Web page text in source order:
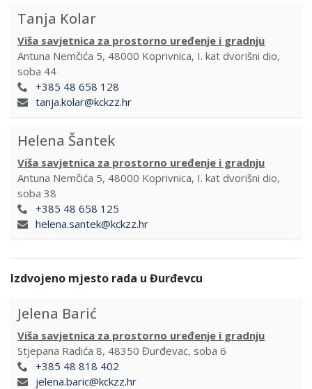
Tanja Kolar
Viša savjetnica za prostorno uređenje i gradnju
Antuna Nemčića 5, 48000 Koprivnica, I. kat dvorišni dio,
soba 44
+385 48 658 128
tanja.kolar@kckzz.hr
Helena Šantek
Viša savjetnica za prostorno uređenje i gradnju
Antuna Nemčića 5, 48000 Koprivnica, I. kat dvorišni dio,
soba 38
+385 48 658 125
helena.santek@kckzz.hr
Izdvojeno mjesto rada u Đurđevcu
Jelena Barić
Viša savjetnica za prostorno uređenje i gradnju
Stjepana Radića 8, 48350 Đurđevac, soba 6
+385 48 818 402
jelena.baric@kckzz.hr